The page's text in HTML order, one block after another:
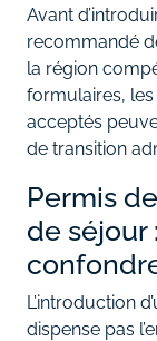
Avant
recommandé
la région
formulaires,
acceptés
de transition
Permis
de séjour
L’introduction
dispense pas